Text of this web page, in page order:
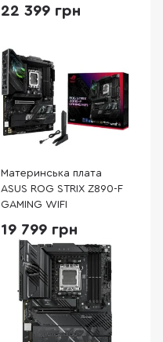
22 399 грн
Материнська плата
ASUS ROG STRIX Z890-F
GAMING WIFI
19 799 грн